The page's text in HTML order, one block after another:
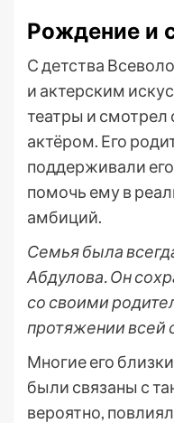
Рождение и
С детства
и актерским
театры и смотрел
актёром. Его
поддерживали
помочь ему в
амбиций.
Семья была
Абдулова. Он
со своими
протяжении всей
Многие его
были связаны с
вероятно,